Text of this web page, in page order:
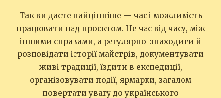
Так ви дасте найцінніше — час і можливість
працювати над проєктом. Не час від часу, між
іншими справами, а регулярно: знаходити й
розповідати історії майстрів, документувати
живі традиції, їздити в експедиції,
організовувати події, ярмарки, загалом
повертати увагу до українського